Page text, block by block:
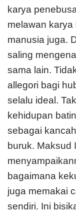
karya
melawan karya
manusia juga.
saling
sama lain.
allegori bagi
selalu ideal.
kehidupan
sebagai
buruk. Maksud
bagaimana
juga memakai
sendiri. Ini